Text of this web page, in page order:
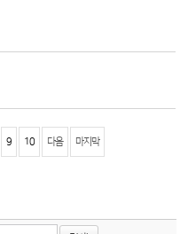
9 10 다음 마지막